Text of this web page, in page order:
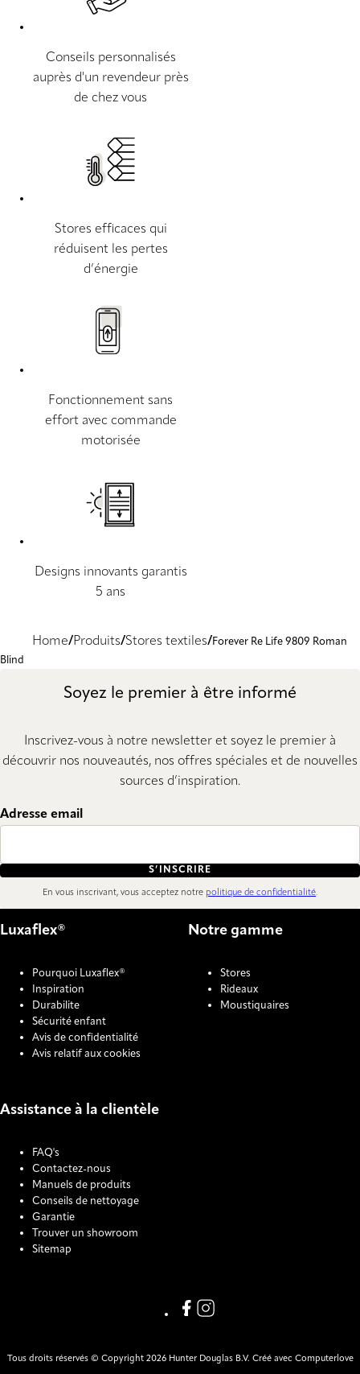
Conseils personnalisés
auprès d'un revendeur près
de chez vous
Stores efficaces qui
réduisent les pertes
d’énergie
Fonctionnement sans
effort avec commande
motorisée
Designs innovants garantis
5 ans
Home Produits Stores textiles
Forever Re Life 9809 Roman
Blind
Soyez le premier à être informé
Inscrivez-vous à notre newsletter et soyez le premier à
découvrir nos nouveautés, nos offres spéciales et de nouvelles
sources d’inspiration.
Adresse email
S’INSCRIRE
En vous inscrivant, vous acceptez notre politique de confidentialité.
Luxaflex®
Pourquoi Luxaflex®
Inspiration
Durabilite
Sécurité enfant
Avis de confidentialité
Avis relatif aux cookies
Notre gamme
Stores
Rideaux
Moustiquaires
Assistance à la clientèle
FAQ's
Contactez-nous
Manuels de produits
Conseils de nettoyage
Garantie
Trouver un showroom
Sitemap
Link missing Display text from
Link missing Display text
Tous droits réservés © Copyright 2026 Hunter Douglas B.V. Créé avec Computerlove